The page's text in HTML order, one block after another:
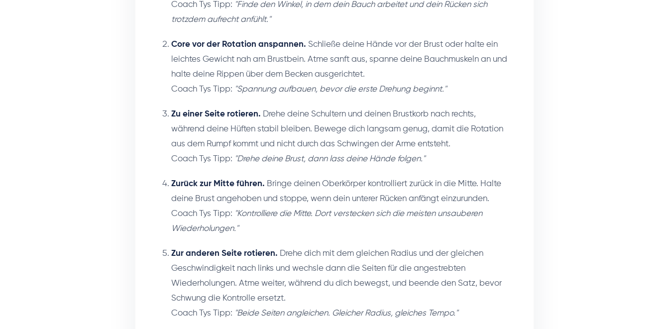
Coach Tys Tipp: "Finde den Winkel, in dem dein Bauch arbeitet und dein Rücken sich
trotzdem aufrecht anfühlt."
Core vor der Rotation anspannen. Schließe deine Hände vor der Brust oder halte ein
leichtes Gewicht nah am Brustbein. Atme sanft aus, spanne deine Bauchmuskeln an und
halte deine Rippen über dem Becken ausgerichtet.
Coach Tys Tipp: "Spannung aufbauen, bevor die erste Drehung beginnt."
Zu einer Seite rotieren. Drehe deine Schultern und deinen Brustkorb nach rechts,
während deine Hüften stabil bleiben. Bewege dich langsam genug, damit die Rotation
aus dem Rumpf kommt und nicht durch das Schwingen der Arme entsteht.
Coach Tys Tipp: "Drehe deine Brust, dann lass deine Hände folgen."
Zurück zur Mitte führen. Bringe deinen Oberkörper kontrolliert zurück in die Mitte. Halte
deine Brust angehoben und stoppe, wenn dein unterer Rücken anfängt einzurunden.
Coach Tys Tipp: "Kontrolliere die Mitte. Dort verstecken sich die meisten unsauberen
Wiederholungen."
Zur anderen Seite rotieren. Drehe dich mit dem gleichen Radius und der gleichen
Geschwindigkeit nach links und wechsle dann die Seiten für die angestrebten
Wiederholungen. Atme weiter, während du dich bewegst, und beende den Satz, bevor
Schwung die Kontrolle ersetzt.
Coach Tys Tipp: "Beide Seiten angleichen. Gleicher Radius, gleiches Tempo."